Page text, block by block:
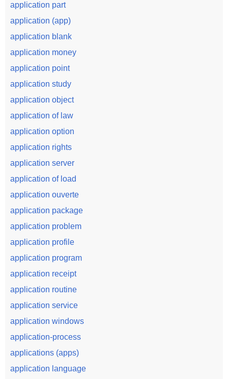
application part
application (app)
application blank
application money
application point
application study
application object
application of law
application option
application rights
application server
application of load
application ouverte
application package
application problem
application profile
application program
application receipt
application routine
application service
application windows
application-process
applications (apps)
application language